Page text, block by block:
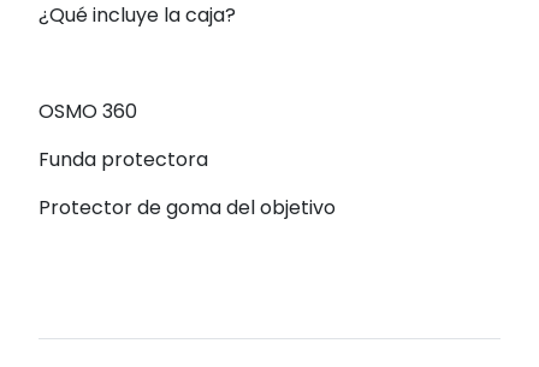
¿Qué incluye la caja?
OSMO 360
Funda protectora
Protector de goma del objetivo